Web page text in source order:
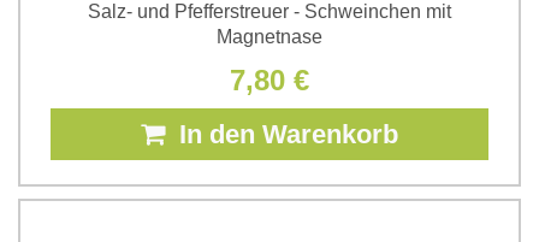
Salz- und Pfefferstreuer - Schweinchen mit
Magnetnase
7,80 €
In den Warenkorb